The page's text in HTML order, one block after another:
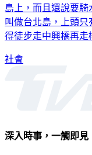
島上，而且還說要
叫做台北島，上頭
得徒步走中興橋再走
社會
深入時事，一觸即見